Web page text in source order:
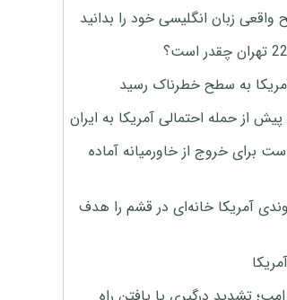
زبان انگلیسی خود را بدانید
به سطح خطرناک رسید
از حمله احتمالی آمریکا به ایران
برای خروج از خاورمیانه آماده
بمب ۲۰۰۰ پوندی آمریکا خانه‌ای در قشم را هدف